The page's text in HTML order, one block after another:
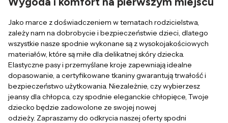
Jako marce z doświadczeniem w tematach rodzicielstwa,
zależy nam na dobrobycie i bezpieczeństwie dzieci, dlatego
wszystkie nasze spodnie wykonane są z wysokojakościowych
materiałów, które są miłe dla delikatnej skóry dziecka.
Elastyczne pasy i przemyślane kroje zapewniają idealne
dopasowanie, a certyfikowane tkaniny gwarantują trwałość i
bezpieczeństwo użytkowania. Niezależnie, czy wybierzesz
jeansy dla chłopca, czy spodnie eleganckie chłopięce, Twoje
dziecko będzie zadowolone ze swojej nowej
odzieży. Zapraszamy do odkrycia naszej oferty spodni